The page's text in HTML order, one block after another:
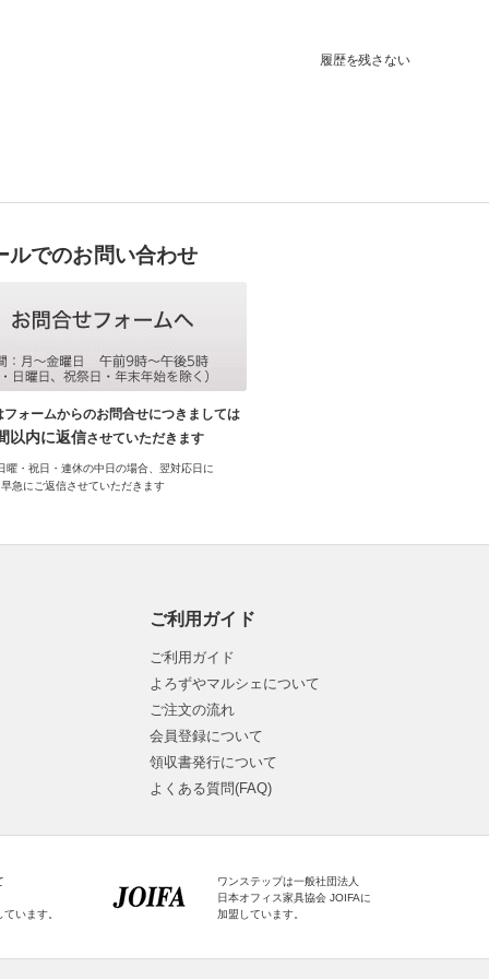
履歴を残さない
ルでのお問い合わせ
フォームからのお問合せにつきましては
以内に返信させていただきます
曜・祝日・連休の中日の場合、翌対応日に
早急にご返信させていただきます
ご利用ガイド
ご利用ガイド
よろずやマルシェについて
ご注文の流れ
会員登録について
領収書発行について
よくある質問(FAQ)
います。
ワンステップは一般社団法人
日本オフィス家具協会 JOIFAに
加盟しています。